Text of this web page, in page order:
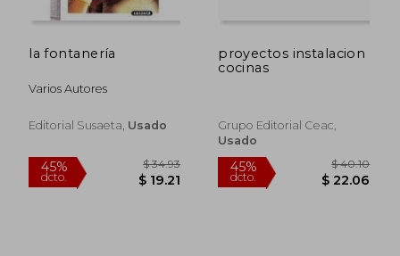
45%
dcto. $ 398.96
45%
dcto. $
la fontanería
Varios Autores
Editorial Susaeta, Usado
proyectos instalacion
cocinas
Grupo Editorial Ceac,
Usado